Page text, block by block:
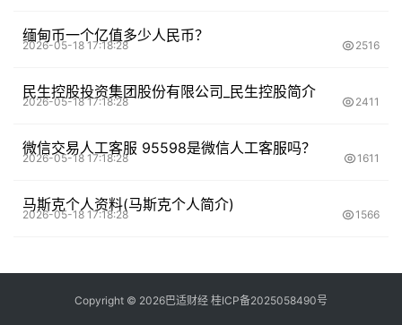
缅甸币一个亿值多少人民币？
2026-05-18 17:18:28 2516
民生控股投资集团股份有限公司_民生控股简介
2026-05-18 17:18:28 2411
微信交易人工客服 95598是微信人工客服吗？
2026-05-18 17:18:28 1611
马斯克个人资料(马斯克个人简介)
2026-05-18 17:18:28 1566
Copyright © 2026巴适财经 桂ICP备2025058490号